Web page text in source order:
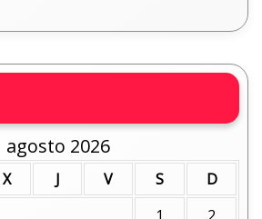
agosto 2026
X J V S
D